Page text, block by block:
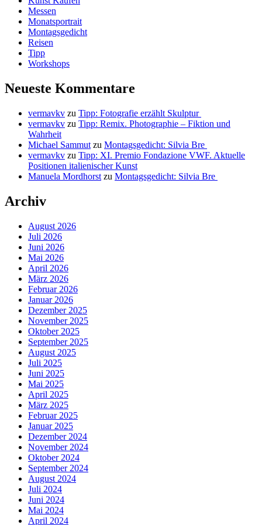
Messen
Monatsportrait
Montagsgedicht
Reisen
Tipp
Workshops
Neueste Kommentare
vermavkv zu Tipp: Fotografie erzählt Skulptur
vermavkv zu Tipp: Remix. Photographie – Fiktion und
Wahrheit
Michael Sammut zu Montagsgedicht: Silvia Bre
vermavkv zu Tipp: XI. Premio Fondazione VWF. Aktuelle
Positionen italienischer Kunst
Manuela Mordhorst zu Montagsgedicht: Silvia Bre
Archiv
August 2026
Juli 2026
Juni 2026
Mai 2026
April 2026
März 2026
Februar 2026
Januar 2026
Dezember 2025
November 2025
Oktober 2025
September 2025
August 2025
Juli 2025
Juni 2025
Mai 2025
April 2025
März 2025
Februar 2025
Januar 2025
Dezember 2024
November 2024
Oktober 2024
September 2024
August 2024
Juli 2024
Juni 2024
Mai 2024
April 2024